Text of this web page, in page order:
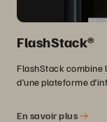
FlashStack®
FlashStack combine
d’une plateforme
En savoir plus